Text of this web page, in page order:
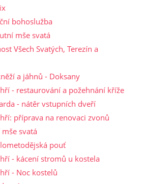
bohoslužba
mše svatá
Všech Svatých, Terezín a
a jáhnů - Doksany
- restaurování a požehnání kříže
- nátěr vstupních dveří
příprava na renovaci zvonů
svatá
pouť
- kácení stromů u kostela
- Noc kostelů